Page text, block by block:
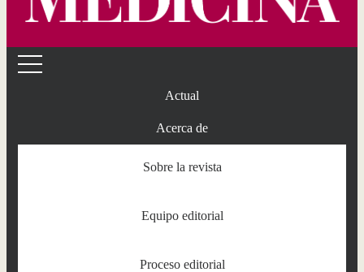
Actual
Acerca de
Sobre la revista
Equipo editorial
Proceso editorial